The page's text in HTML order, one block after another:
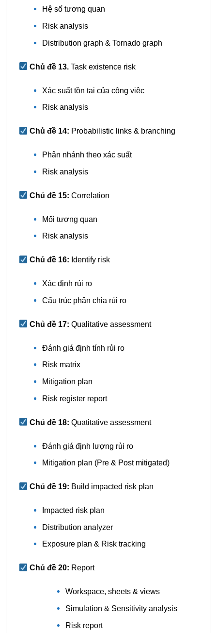
Hệ số tương quan
Risk analysis
Distribution graph & Tornado graph
Chủ đề 13.Task existence risk
Xác suất tồn tại của công việc
Risk analysis
Chủ đề 14: Probabilistic links & branching
Phân nhánh theo xác suất
Risk analysis
Chủ đề 15:Correlation
Mối tương quan
Risk analysis
Chủ đề 16: Identify risk
Xác định rủi ro
Cấu trúc phân chia rủi ro
Chủ đề 17:Qualitative assessment
Đánh giá định tính rủi ro
Risk matrix
Mitigation plan
Risk register report
Chủ đề 18:Quatitative assessment
Đánh giá định lượng rủi ro
Mitigation plan (Pre & Post mitigated)
Chủ đề 19: Build impacted risk plan
Impacted risk plan
Distribution analyzer
Exposure plan & Risk tracking
Chủ đề 20: Report
Workspace, sheets & views
Simulation & Sensitivity analysis
Risk report